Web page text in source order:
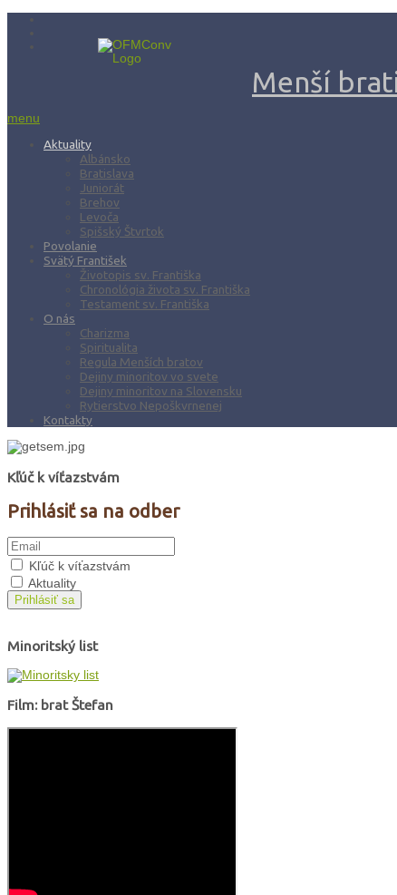
Menší
menu
Aktuality
Albánsko
Bratislava
Juniorát
Brehov
Levoča
Spišský Štvrtok
Povolanie
Svätý František
Životopis sv. Františka
Chronológia života sv. Františka
Testament sv. Františka
O nás
Charizma
Spiritualita
Regula Menších bratov
Dejiny minoritov vo svete
Dejiny minoritov na Slovensku
Rytierstvo Nepoškvrnenej
Kontakty
Kľúč k víťazstvám
Prihlásiť sa na odber
Kľúč k víťazstvám
Aktuality
Prihlásiť sa
Minoritský list
Film: brat Štefan